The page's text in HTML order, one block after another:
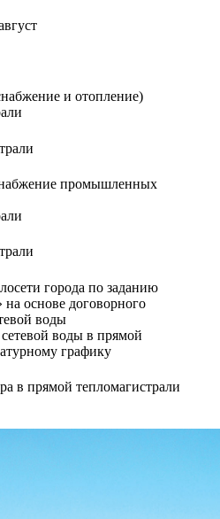
и отопление)
промышленных
города по заданию
основе договорного
воды
воды в прямой
графику
в прямой тепломагистрали